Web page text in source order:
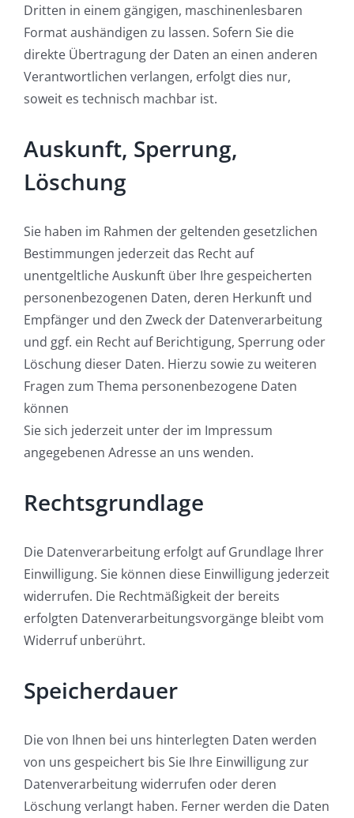
Dritten in einem gängigen, maschinenlesbaren
Format aushändigen zu lassen. Sofern Sie die
direkte Übertragung der Daten an einen anderen
Verantwortlichen verlangen, erfolgt dies nur,
soweit es technisch machbar ist.
Auskunft, Sperrung,
Löschung
Sie haben im Rahmen der geltenden gesetzlichen
Bestimmungen jederzeit das Recht auf
unentgeltliche Auskunft über Ihre gespeicherten
personenbezogenen Daten, deren Herkunft und
Empfänger und den Zweck der Datenverarbeitung
und ggf. ein Recht auf Berichtigung, Sperrung oder
Löschung dieser Daten. Hierzu sowie zu weiteren
Fragen zum Thema personenbezogene Daten
können
Sie sich jederzeit unter der im Impressum
angegebenen Adresse an uns wenden.
Rechtsgrundlage
Die Datenverarbeitung erfolgt auf Grundlage Ihrer
Einwilligung. Sie können diese Einwilligung jederzeit
widerrufen. Die Rechtmäßigkeit der bereits
erfolgten Datenverarbeitungsvorgänge bleibt vom
Widerruf unberührt.
Speicherdauer
Die von Ihnen bei uns hinterlegten Daten werden
von uns gespeichert bis Sie Ihre Einwilligung zur
Datenverarbeitung widerrufen oder deren
Löschung verlangt haben. Ferner werden die Daten